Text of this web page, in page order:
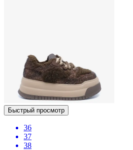
Быстрый просмотр
36
37
38